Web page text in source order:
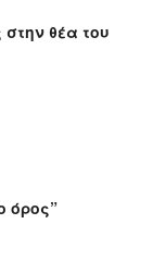
θέα του
όρος”